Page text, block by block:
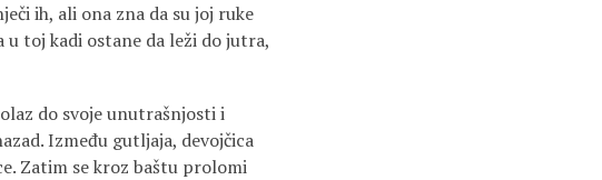
ih, ali ona zna da su joj ruke
u toj kadi ostane da leži do jutra,
do svoje unutraš­njosti i
Između gutlja­ja, devojčica
Zatim se kroz baštu prolomi